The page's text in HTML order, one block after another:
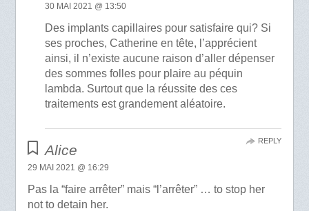
30 MAI 2021 @ 13:50
Des implants capillaires pour satisfaire qui? Si
ses proches, Catherine en tête, l’apprécient
ainsi, il n’existe aucune raison d’aller dépenser
des sommes folles pour plaire au péquin
lambda. Surtout que la réussite des ces
traitements est grandement aléatoire.
Alice
29 MAI 2021 @ 16:29
Pas la “faire arrêter” mais “l’arrêter” … to stop her
not to detain her.
REPLY